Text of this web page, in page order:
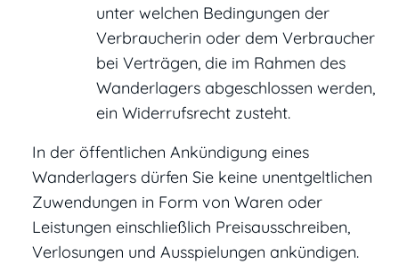
unter welchen Bedingungen der
Verbraucherin oder dem Verbraucher
bei Verträgen, die im Rahmen des
Wanderlagers abgeschlossen werden,
ein Widerrufsrecht zusteht.
In der öffentlichen Ankündigung eines
Wanderlagers dürfen Sie keine unentgeltlichen
Zuwendungen in Form von Waren oder
Leistungen einschließlich Preisausschreiben,
Verlosungen und Ausspielungen ankündigen.